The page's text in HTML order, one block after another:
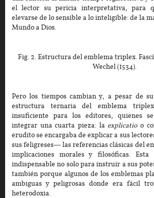
el lector su pericia interpretativa, para
elevarse de lo sensible a lo inteligible: de la
Mundo a Dios.
Fig. 2. Estructura del emblema triplex.
Wechel (1534).
Pero los tiempos cambian y, a pesar de
estructura ternaria del emblema
insuficiente para los editores, quienes
integrar una cuarta pieza: la explicatioo
erudito se encargaba de explicar a sus
sus feligreses— las referencias clásicas del
implicaciones morales y filosóficas.
indispensable no solo para instruir a sus
también porque algunos de los emblemas
ambiguas y peligrosas donde era fácil
heterodoxia.